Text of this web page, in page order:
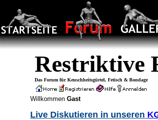
Restriktive
Das Forum für Keuschheitsgürtel, Fetisch & Bondage
Willkommen Gast
Live Diskutieren in unseren